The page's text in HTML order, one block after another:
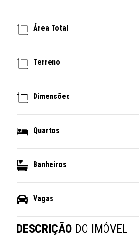
Área Total
Terreno
Dimensões
Quartos
Banheiros
Vagas
DESCRIÇÃO DO IMÓVEL